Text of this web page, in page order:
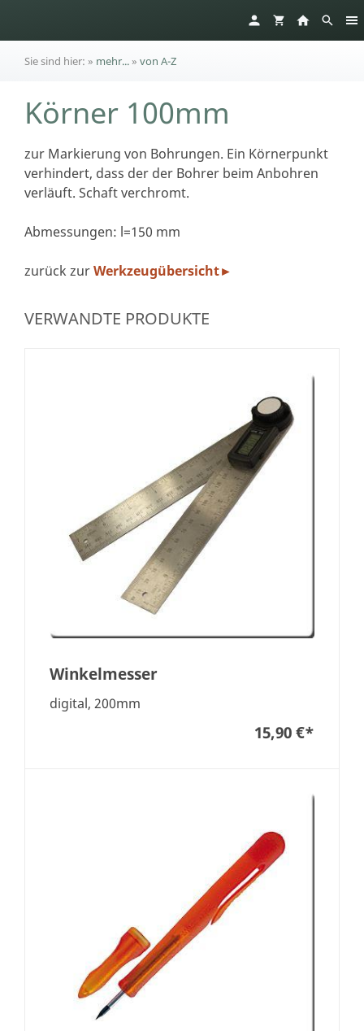
Sie sind hier: » mehr...» von A-Z
Körner 100mm
zur Markierung von Bohrungen. Ein Körnerpunkt
verhindert, dass der der Bohrer beim Anbohren
verläuft. Schaft verchromt.
Abmessungen: l=150 mm
zurück zurWerkzeugübersicht►
VERWANDTE PRODUKTE
Winkelmesser
digital, 200mm
15,90 €*